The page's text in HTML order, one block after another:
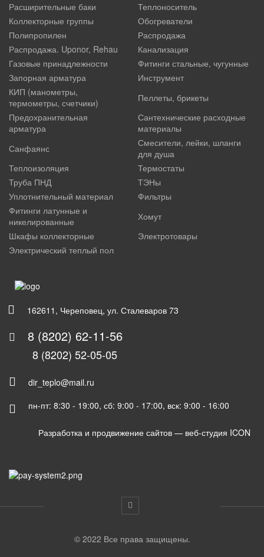
Расширительные баки
Теплоноситель
Коллекторные группы
Обогреватели
Полипропилен
Распродажа
Распродажа. Uponor, Rehau
Канализация
Газовые принадлежности
Фитинги стальные, чугунные
Запорная арматура
Инструмент
КИП (манометры,
термометры, счетчики)
Пеллеты, брикеты
Предохранительная
арматура
Сантехнические расходные
материалы
Санфаянс
Смесители, лейки, шланги
для душа
Теплоизоляция
Термостаты
Труба ПНД
ТЭНы
Уплотнительный материал
Фильтры
Фитинги латунные и
никелированные
Хомут
Шкафы коллекторные
Электротовары
Электрический теплый пол
162611, Череповец, ул. Сталеваров 73
8 (8202) 62-11-56
8 (8202) 52-05-05
dir_teplo@mail.ru
пн-пт: 8:30 - 19:00, сб: 9:00 - 17:00, вск: 9:00 - 16:00
Разработка и продвижение сайтов — веб-студия ICON
© 2022 Все права защищены.